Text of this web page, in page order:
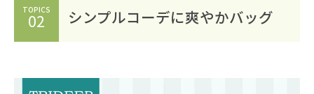
TOPICS
02 シンプルコーデに爽やかバッグ